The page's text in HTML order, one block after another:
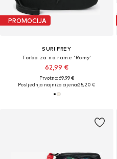
PROMOCIJA
SURI FREY
Torba za na rame 'Romy'
62,99 €
Prvotno: 69,99 €
Posljednja najniža cijena:25,20 €